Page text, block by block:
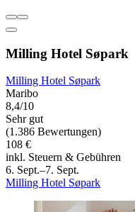
Milling Hotel Søpark
Milling Hotel Søpark
Maribo
8,4/10
Sehr gut
(1.386 Bewertungen)
108 €
inkl. Steuern & Gebühren
6. Sept.–7. Sept.
Milling Hotel Søpark